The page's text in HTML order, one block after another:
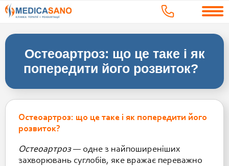
Остеоартроз: що це таке і як
попередити його розвиток?
Остеоартроз: що це таке і як попередити його
розвиток?
Остеоартроз— одне з найпоширеніших
захворювань суглобів, яке вражає переважно